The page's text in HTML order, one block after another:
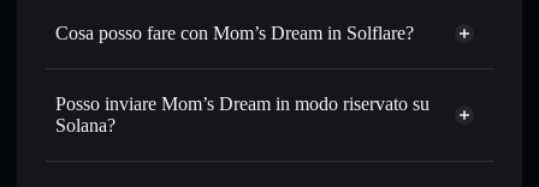
Cosa posso fare con Mom’s Dream in Solflare?
Mom’s Dream
wallet Solflare
Scambiare istantaneamente — scambia MAM in SOL,
USDC o in migliaia di altri token Solana al prezzo migliore
Posso inviare Mom’s Dream in modo riservato su
Solana?
Aggregatore di privacy